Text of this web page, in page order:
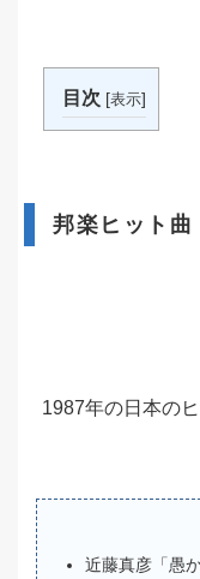
目次 [表示]
邦楽ヒット
1987年の日本の
近藤真彦「愚か